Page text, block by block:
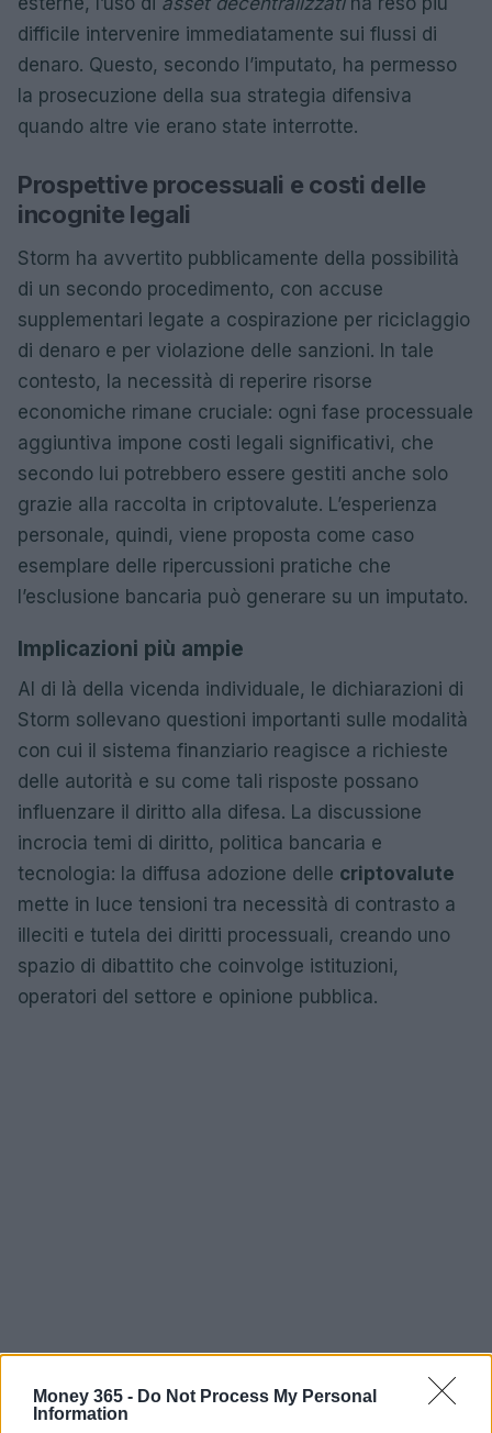
Money 365 - Do Not Process My Personal
Information
difficile intervenire immediatamente sui flussi di
denaro. Questo, secondo l’imputato, ha permesso
la prosecuzione della sua strategia difensiva
quando altre vie erano state interrotte.
Prospettive processuali e costi delle
incognite legali
Storm ha avvertito pubblicamente della possibilità
di un secondo procedimento, con accuse
supplementari legate a cospirazione per riciclaggio
di denaro e per violazione delle sanzioni. In tale
contesto, la necessità di reperire risorse
economiche rimane cruciale: ogni fase processuale
aggiuntiva impone costi legali significativi, che
secondo lui potrebbero essere gestiti anche solo
grazie alla raccolta in criptovalute. L’esperienza
personale, quindi, viene proposta come caso
esemplare delle ripercussioni pratiche che
l’esclusione bancaria può generare su un imputato.
Implicazioni più ampie
Al di là della vicenda individuale, le dichiarazioni di
Storm sollevano questioni importanti sulle modalità
con cui il sistema finanziario reagisce a richieste
delle autorità e su come tali risposte possano
influenzare il diritto alla difesa. La discussione
incrocia temi di diritto, politica bancaria e
tecnologia: la diffusa adozione delle criptovalute
mette in luce tensioni tra necessità di contrasto a
illeciti e tutela dei diritti processuali, creando uno
spazio di dibattito che coinvolge istituzioni,
operatori del settore e opinione pubblica.
In sintesi, la posizione di Roman Storm non si limita